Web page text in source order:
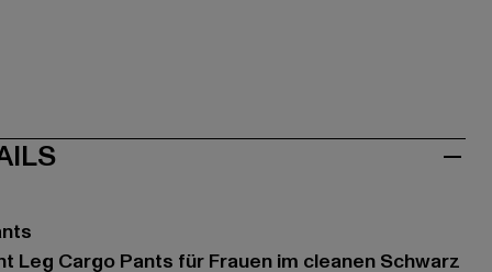
Leg Cargo Pants für Frauen im cleanen Schwarz